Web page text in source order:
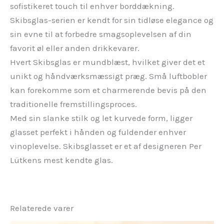
sofistikeret touch til enhver borddækning.
Skibsglas-serien er kendt for sin tidløse elegance og
sin evne til at forbedre smagsoplevelsen af din
favorit øl eller anden drikkevarer.
Hvert Skibsglas er mundblæst, hvilket giver det et
unikt og håndværksmæssigt præg. Små luftbobler
kan forekomme som et charmerende bevis på den
traditionelle fremstillingsproces.
Med sin slanke stilk og let kurvede form, ligger
glasset perfekt i hånden og fuldender enhver
vinoplevelse. Skibsglasset er et af designeren Per
Lütkens mest kendte glas.
Relaterede varer